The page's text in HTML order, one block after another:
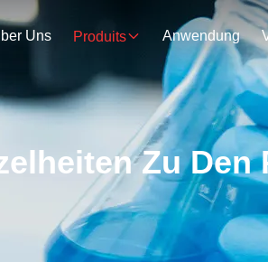
Uns Produits Anwendung
Zu Den